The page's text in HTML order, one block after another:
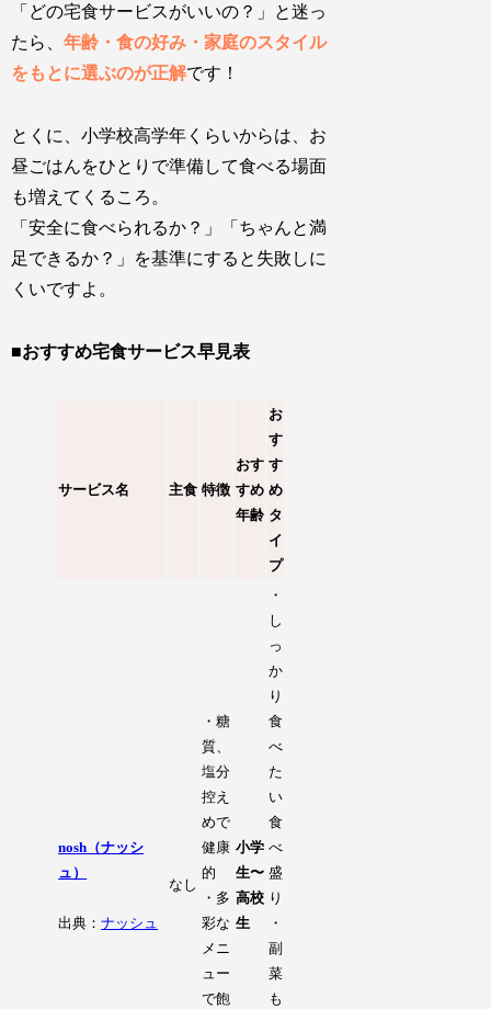
「どの宅食サービスがいいの？」と迷っ
たら、年齢・食の好み・家庭のスタイル
をもとに選ぶのが正解です！
とくに、小学校高学年くらいからは、お
昼ごはんをひとりで準備して食べる場面
も増えてくるころ。
「安全に食べられるか？」「ちゃんと満
足できるか？」
を基準にすると失敗しに
くいですよ。
■おすすめ宅食サービス早見表
サービス名 主食 特徴
おす
すめ
年齢
お
す
す
め
タ
イ
プ
nosh（ナッシ
ュ）
出典：ナッシュ
なし
・糖
質、
塩分
控え
めで
健康
的
・多
彩な
メニ
ュー
で飽
小学
生〜
高校
生
・
し
っ
か
り
食
べ
た
い
食
べ
盛
り
・
副
菜
も